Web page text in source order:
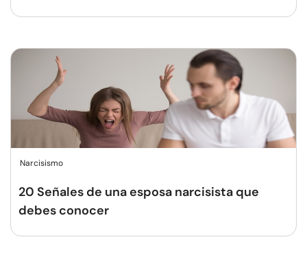
Narcisismo
20 Señales de una esposa narcisista que
debes conocer